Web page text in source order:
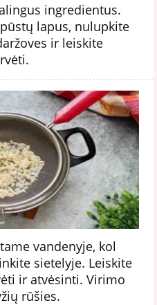
ingredientus.
lapus, nulupkite
ir leiskite
vandenyje, kol
sietelyje. Leiskite
ir atvėsinti. Virimo
rūšies.